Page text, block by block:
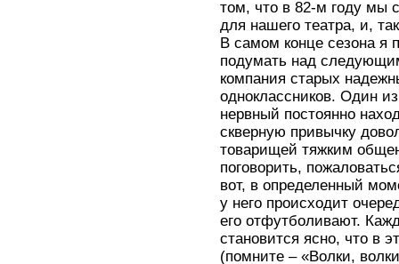
том, что в 82-м году мы
для нашего театра, и,
В самом конце сезона я
подумать над
компания старых
одноклассников. Один
нервный постоянно
скверную привычку
товарищей тяжким
поговорить,
вот, в определенный
у него происходит
его отфутболивают.
становится ясно, что в
(помните – «Волки,